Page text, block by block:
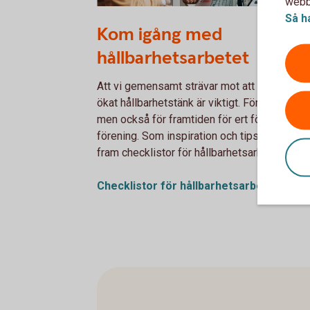
Kom igång med
hållbarhetsarbetet
Att vi gemensamt strävar mot att ställa om
ökat hållbarhetstänk är viktigt. För planeten,
men också för framtiden för ert företag eller
förening. Som inspiration och tips har vi
fram checklistor för hållbarhetsarbetet.
Checklistor för hållbarhetsarbetet
Så